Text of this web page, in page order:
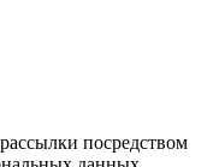
посредством